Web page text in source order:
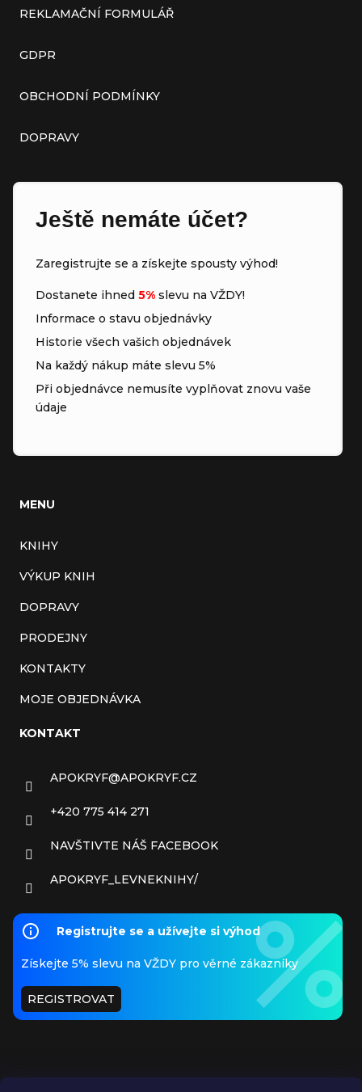
REKLAMAČNÍ FORMULÁŘ
GDPR
OBCHODNÍ PODMÍNKY
DOPRAVY
Ještě nemáte účet?
Zaregistrujte se a získejte spousty výhod!
Dostanete ihned 5% slevu na VŽDY!
Informace o stavu objednávky
Historie všech vašich objednávek
Na každý nákup máte slevu 5%
Při objednávce nemusíte vyplňovat znovu vaše
údaje
MENU
KNIHY
VÝKUP KNIH
DOPRAVY
PRODEJNY
KONTAKTY
MOJE OBJEDNÁVKA
KONTAKT
APOKRYF@APOKRYF.CZ
+420 775 414 271
NAVŠTIVTE NÁŠ FACEBOOK
APOKRYF_LEVNEKNIHY/
Registrujte se a užívejte si výhod
Získejte 5% slevu na VŽDY pro věrné zákazníky
REGISTROVAT